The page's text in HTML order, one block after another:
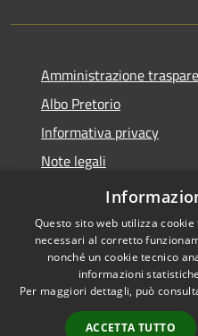
Amministrazione
Albo Pretorio
Informativa privacy
Note legali
Dichiarazione di
Accessibilità
Questo sito web utilizza
necessari al corretto
nonché un cookie tecnico
informazioni
Per maggiori dettagli, può
ACCETTA TUTTO